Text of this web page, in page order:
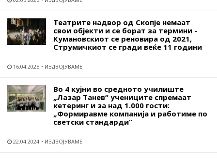
Театрите надвор од Скопје немаат
свои објекти и се борат за термини -
Кумановскиот се реновира од 2021,
Струмичкиот се гради веќе 11 години
16.04.2025 ИЗДВОЈУВАМЕ
Во 4 кујни во средното училиште
„Лазар Танев“ учениците спремаат
кетеринг и за над 1.000 гости:
„Формиравме компанија и работиме по
светски стандарди“
22.04.2024 ИЗДВОЈУВАМЕ